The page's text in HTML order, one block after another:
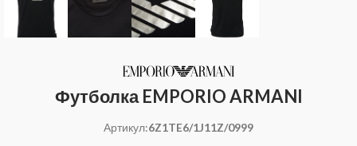
Футболка EMPORIO ARMANI
Артикул:6Z1TE6/1J11Z/0999